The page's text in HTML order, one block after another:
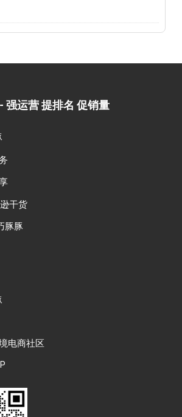
强运营 提排名 促销量​
干货
豚豚
电商社区